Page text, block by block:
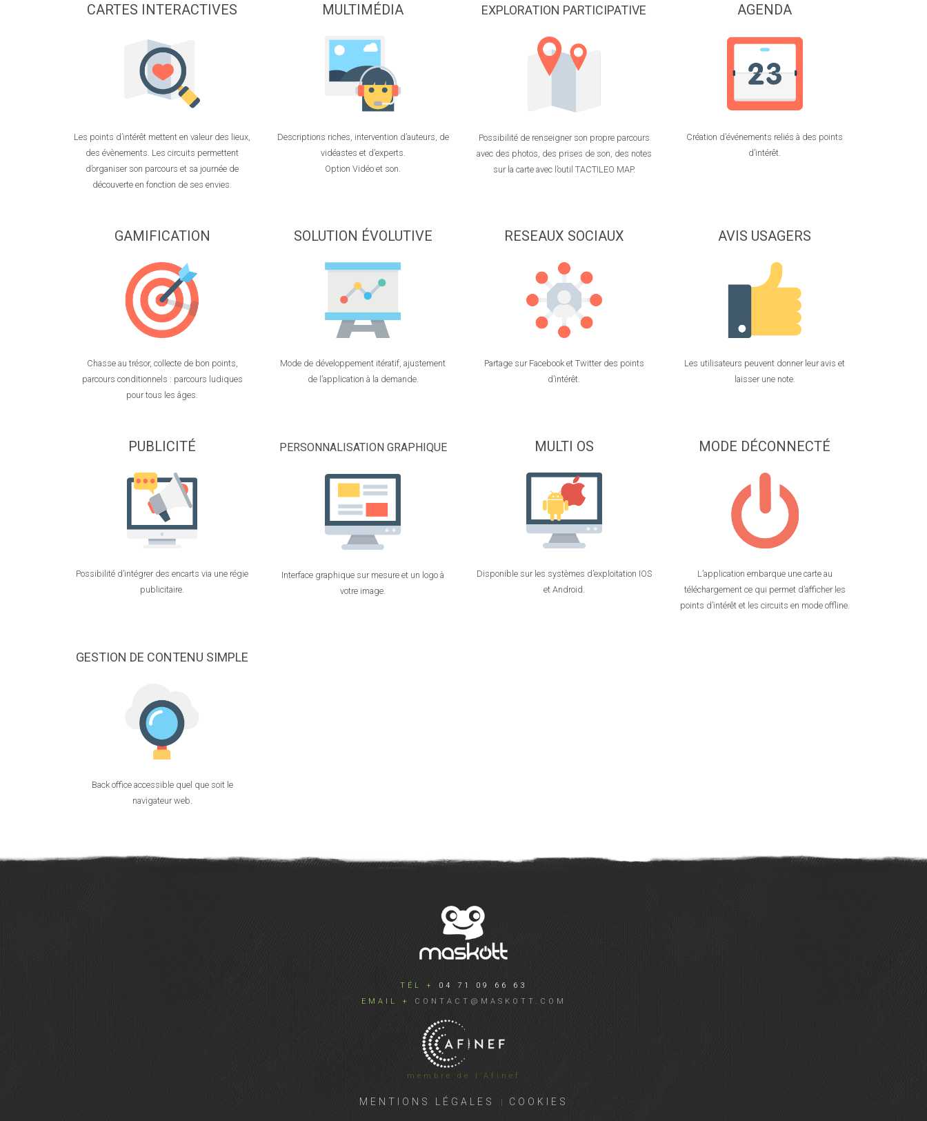
CARTES INTERACTIVES
Les points d’intérêt mettent en valeur des lieux,
des évènements. Les circuits permettent
d’organiser son parcours et sa journée de
découverte en fonction de ses envies.
MULTIMÉDIA
Descriptions riches, intervention d’auteurs, de
vidéastes et d’experts.
Option Vidéo et son.
EXPLORATION PARTICIPATIVE
Possibilité de renseigner son propre parcours
avec des photos, des prises de son, des notes
sur la carte avec l’outil TACTILEO MAP.
AGENDA
Création d’événements reliés à des points
d’intérêt.
GAMIFICATION
Chasse au trésor, collecte de bon points,
parcours conditionnels : parcours ludiques
pour tous les âges.
SOLUTION ÉVOLUTIVE
Mode de développement itératif, ajustement
de l’application à la demande.
RESEAUX SOCIAUX
Partage sur Facebook et Twitter des points
d’intérêt.
AVIS USAGERS
Les utilisateurs peuvent donner leur avis et
laisser une note.
PUBLICITÉ
Possibilité d’intégrer des encarts via une régie
publicitaire.
PERSONNALISATION GRAPHIQUE
Interface graphique sur mesure et un logo à
votre image.
MULTI OS
Disponible sur les systèmes d’exploitation IOS
et Android.
MODE DÉCONNECTÉ
L’application embarque une carte au
téléchargement ce qui permet d’afficher les
points d’intérêt et les circuits en mode offline.
GESTION DE CONTENU SIMPLE
Back office accessible quel que soit le
navigateur web.
TÉL +
04 71 09 66 63
EMAIL +
CONTACT@MASKOTT.COM
membre de l’Afinef
MENTIONS LÉGALES COOKIES